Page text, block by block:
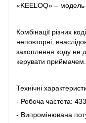
«KEELOQ» – модель
Комбінації різних
неповторні,
захоплення коду не
керувати приймачем.
Технічні
- Робоча частота:
- Випромінювана